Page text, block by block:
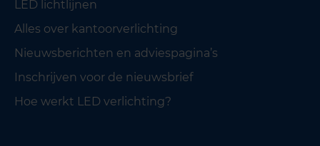
LED lichtlijnen
Alles over kantoorverlichting
Nieuwsberichten en adviespagina’s
Inschrijven voor de nieuwsbrief
Hoe werkt LED verlichting?